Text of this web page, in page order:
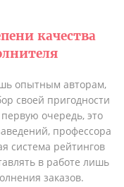
качества
опытным авторам,
своей пригодности
очередь, это
профессора
система рейтингов
в работе лишь
заказов.